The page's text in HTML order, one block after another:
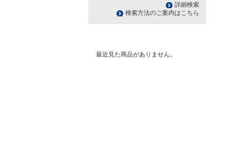
詳細検索
検索方法のご案内はこちら
最近見た商品がありません。